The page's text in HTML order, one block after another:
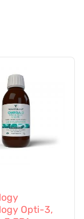
Opti-3,